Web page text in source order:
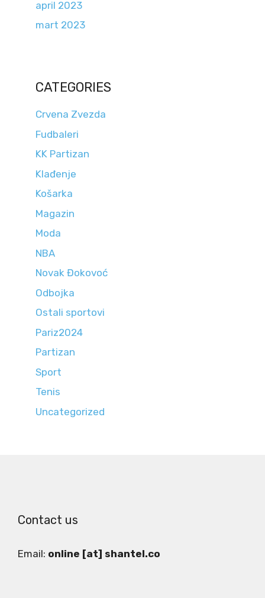
april 2023
mart 2023
CATEGORIES
Crvena Zvezda
Fudbaleri
KK Partizan
Klađenje
Košarka
Magazin
Moda
NBA
Novak Đokovoć
Odbojka
Ostali sportovi
Pariz2024
Partizan
Sport
Tenis
Uncategorized
Contact us
Email: online [at] shantel.co